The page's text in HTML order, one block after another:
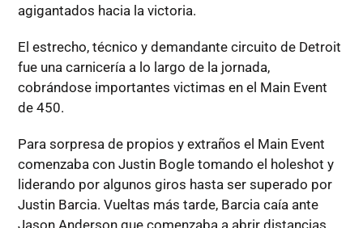
agigantados hacia la victoria.
El estrecho, técnico y demandante circuito de Detroit
fue una carnicería a lo largo de la jornada,
cobrándose importantes victimas en el Main Event
de 450.
Para sorpresa de propios y extraños el Main Event
comenzaba con Justin Bogle tomando el holeshot y
liderando por algunos giros hasta ser superado por
Justin Barcia. Vueltas más tarde, Barcia caía ante